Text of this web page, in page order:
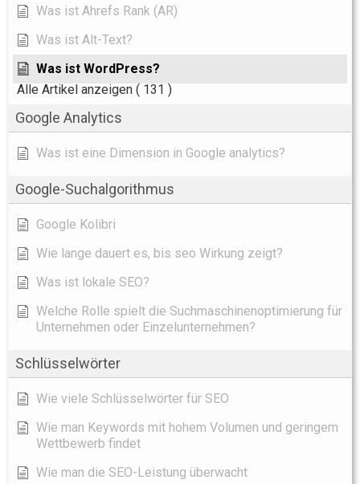
Was ist Ahrefs Rank (AR)
Was ist Alt-Text?
Was ist WordPress?
Alle Artikel anzeigen ( 131 )
Google Analytics
Was ist eine Dimension in Google analytics?
Google-Suchalgorithmus
Google Kolibri
Wie lange dauert es, bis seo Wirkung zeigt?
Was ist lokale SEO?
Welche Rolle spielt die Suchmaschinenoptimierung für
Unternehmen oder Einzelunternehmen?
Schlüsselwörter
Wie viele Schlüsselwörter für SEO
Wie man Keywords mit hohem Volumen und geringem
Wettbewerb findet
Wie man die SEO-Leistung überwacht